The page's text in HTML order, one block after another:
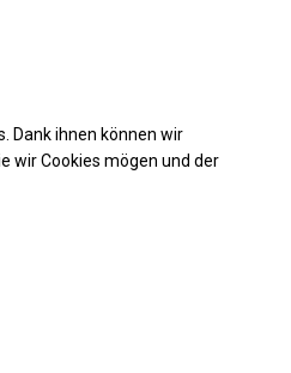
herunter
Dank ihnen können wir
wir Cookies mögen und der